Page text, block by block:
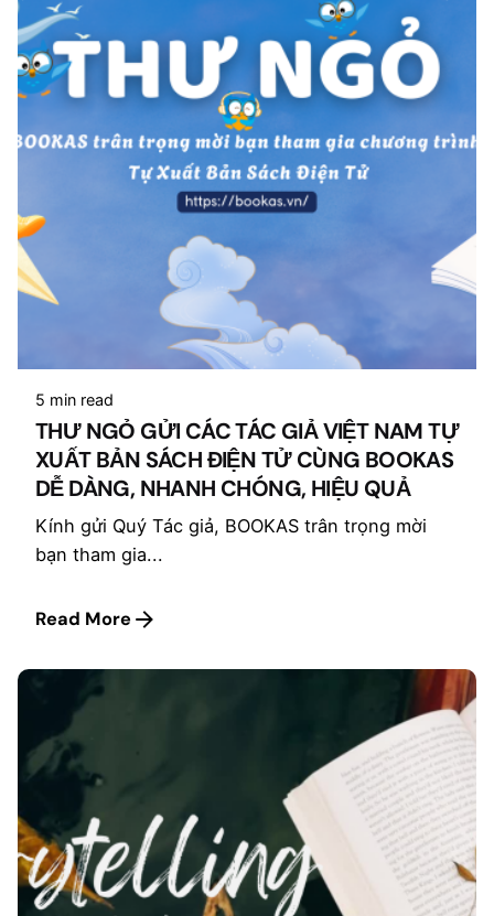
5 min read
THƯ NGỎ GỬI CÁC TÁC GIẢ VIỆT NAM TỰ
XUẤT BẢN SÁCH ĐIỆN TỬ CÙNG BOOKAS
DỄ DÀNG, NHANH CHÓNG, HIỆU QUẢ
Kính gửi Quý Tác giả, BOOKAS trân trọng mời
bạn tham gia...
Read More